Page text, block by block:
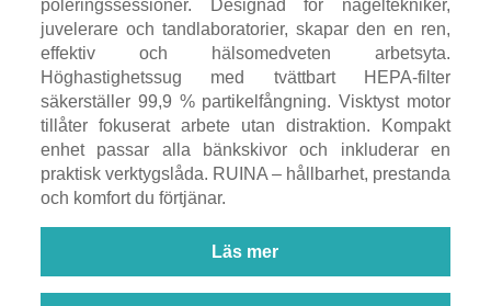
poleringssessioner. Designad för nageltekniker,
juvelerare och tandlaboratorier, skapar den en ren,
effektiv och hälsomedveten arbetsyta.
Höghastighetssug med tvättbart HEPA-filter
säkerställer 99,9 % partikelfångning. Visktyst motor
tillåter fokuserat arbete utan distraktion. Kompakt
enhet passar alla bänkskivor och inkluderar en
praktisk verktygslåda. RUINA – hållbarhet, prestanda
och komfort du förtjänar.
Läs mer